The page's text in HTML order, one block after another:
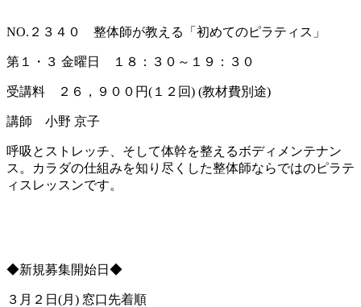
NO.２３４０ 整体師が教える「初めてのピラティス」
第１・３ 金曜日 １８：３０～１９：３０
受講料 ２６，９００円(１２回) (教材費別途)
講師 小野 京子
呼吸とストレッチ、そして体幹を整えるボディメンテナン
ス。カラダの仕組みを知り尽くした整体師ならではのピラテ
ィスレッスンです。
◆新規募集開始日◆
３月２日(月) 窓口先着順